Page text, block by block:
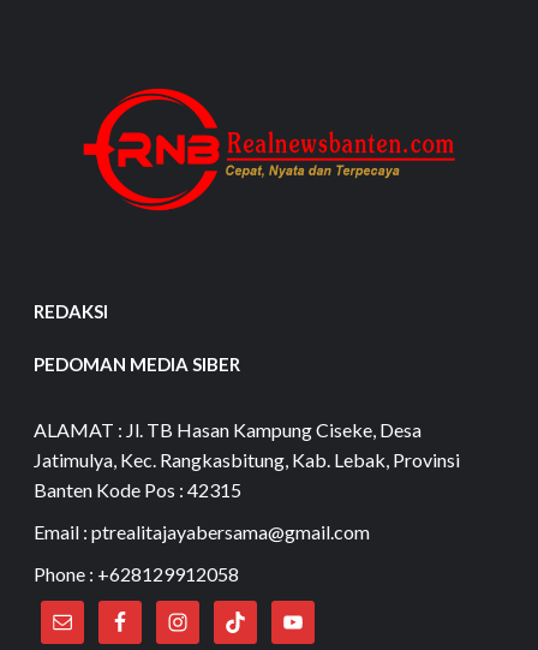
REDAKSI
PEDOMAN MEDIA SIBER
ALAMAT : Jl. TB Hasan Kampung Ciseke, Desa
Jatimulya, Kec. Rangkasbitung, Kab. Lebak, Provinsi
Banten Kode Pos : 42315
Email : ptrealitajayabersama@gmail.com
Phone : +628129912058